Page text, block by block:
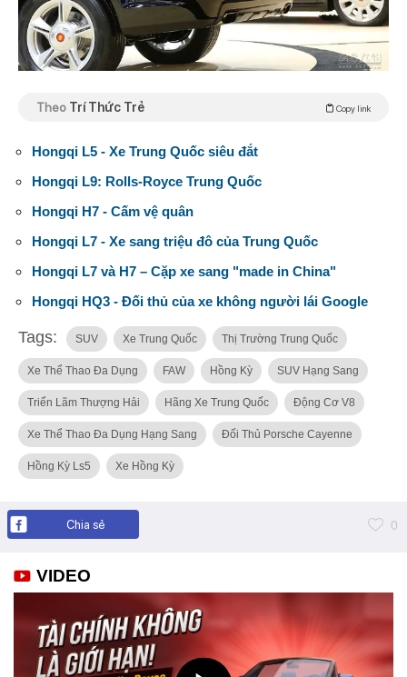
Theo Trí Thức Trẻ Copy link
Hongqi L5 - Xe Trung Quốc siêu đắt
Hongqi L9: Rolls-Royce Trung Quốc
Hongqi H7 - Cấm vệ quân
Hongqi L7 - Xe sang triệu đô của Trung Quốc
Hongqi L7 và H7 – Cặp xe sang "made in China"
Hongqi HQ3 - Đối thủ của xe không người lái Google
Tags: SUV Xe Trung Quốc Thị Trường Trung Quốc
Xe Thể Thao Đa Dụng FAW Hồng Kỳ SUV Hạng Sang
Triển Lãm Thượng Hải Hãng Xe Trung Quốc Động Cơ V8
Xe Thể Thao Đa Dụng Hạng Sang Đối Thủ Porsche Cayenne
Hồng Kỳ Ls5 Xe Hồng Kỳ
Chia sẻ 0
VIDEO